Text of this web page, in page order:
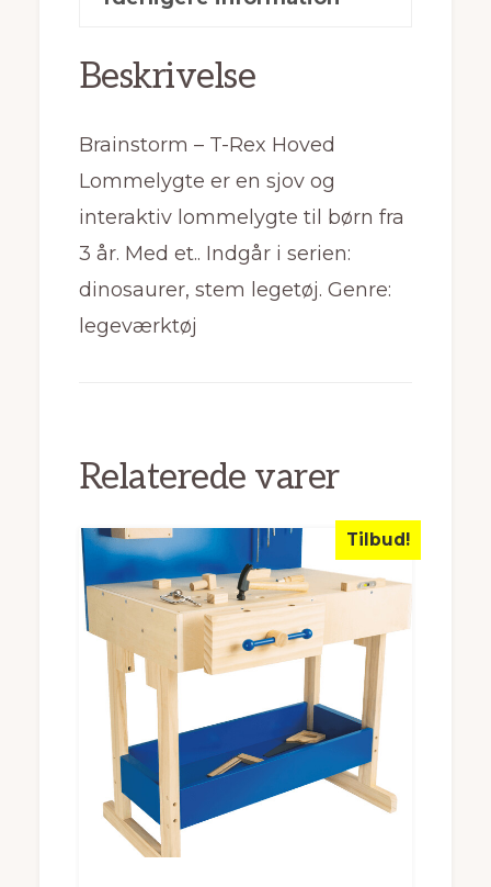
Beskrivelse
Brainstorm – T-Rex Hoved
Lommelygte er en sjov og
interaktiv lommelygte til børn fra
3 år. Med et.. Indgår i serien:
dinosaurer, stem legetøj. Genre:
legeværktøj
Relaterede varer
Tilbud!